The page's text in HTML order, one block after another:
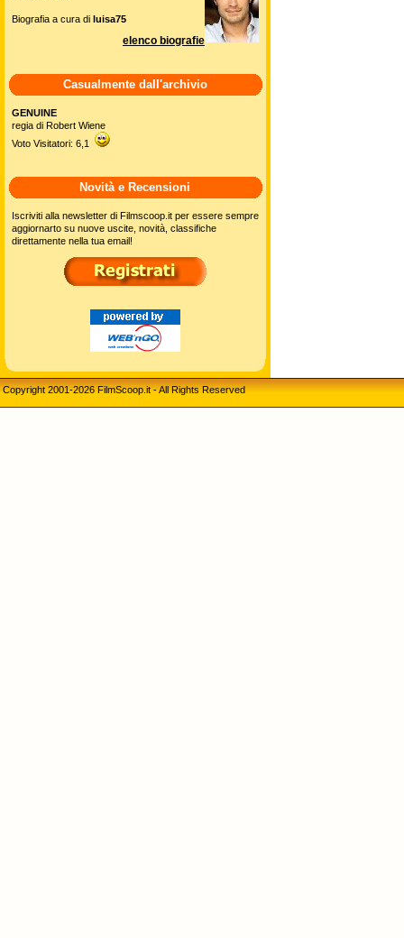
Biografia a cura di luisa75
elenco biografie
Casualmente dall'archivio
GENUINE
regia di Robert Wiene
Voto Visitatori: 6,1
Novità e Recensioni
Iscriviti alla newsletter di Filmscoop.it per essere sempre
aggiornarto su nuove uscite, novità, classifiche
direttamente nella tua email!
Copyright 2001-2026 FilmScoop.it - All Rights Reserved